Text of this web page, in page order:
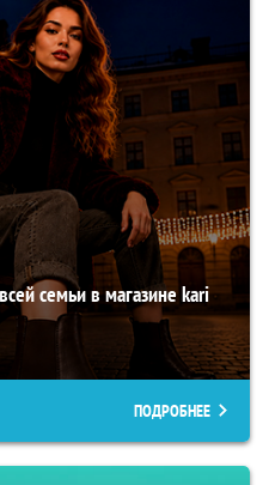
семьи в магазине kari
ПОДРОБНЕЕ